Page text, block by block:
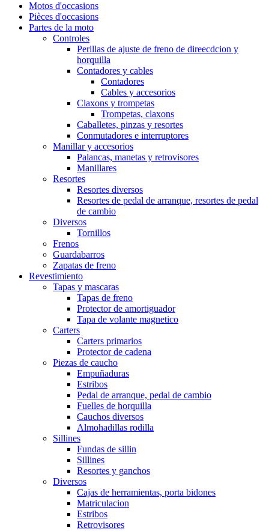
Motos d'occasions
Pièces d'occasions
Partes de la moto
Controles
Perillas de ajuste de freno de direecdcion y
horquilla
Contadores y cables
Contadores
Cables y accesorios
Claxons y trompetas
Trompetas, claxons
Caballetes, pinzas y resortes
Conmutadores e interruptores
Manillar y accesorios
Palancas, manetas y retrovisores
Manillares
Resortes
Resortes diversos
Resortes de pedal de arranque, resortes de pedal
de cambio
Diversos
Tornillos
Frenos
Guardabarros
Zapatas de freno
Revestimiento
Tapas y mascaras
Tapas de freno
Protector de amortiguador
Tapa de volante magnetico
Carters
Carters primarios
Protector de cadena
Piezas de caucho
Empuñaduras
Estribos
Pedal de arranque, pedal de cambio
Fuelles de horquilla
Cauchos diversos
Almohadillas rodilla
Sillines
Fundas de sillin
Sillines
Resortes y ganchos
Diversos
Cajas de herramientas, porta bidones
Matriculacion
Estribos
Retrovisores